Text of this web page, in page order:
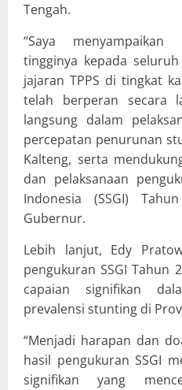
Tengah.
“Saya menyampaikan
tingginya kepada
jajaran TPPS di tingkat
telah berperan secara
langsung dalam
percepatan penurunan
Kalteng, serta
dan pelaksanaan
Indonesia (SSGI)
Gubernur.
Lebih lanjut, Edy
pengukuran SSGI Tahun
capaian signifikan
prevalensi stunting di
“Menjadi harapan dan
hasil pengukuran SSGI
signifikan yang